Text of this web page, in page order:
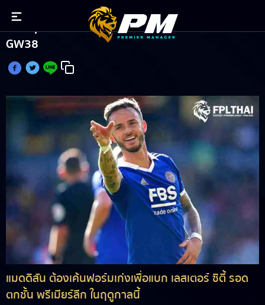
ทำไมกุนซือ FPL ต้องลุ้น แมดดิสัน เค้นฟอร์มเก่งใน
GW38
แมดดิสัน ต้องเค้นฟอร์มเก่งเพื่อแบก เลสเตอร์ ซิตี้ รอด
ตกชั้น พรีเมียร์ลีก ในฤดูกาลนี้